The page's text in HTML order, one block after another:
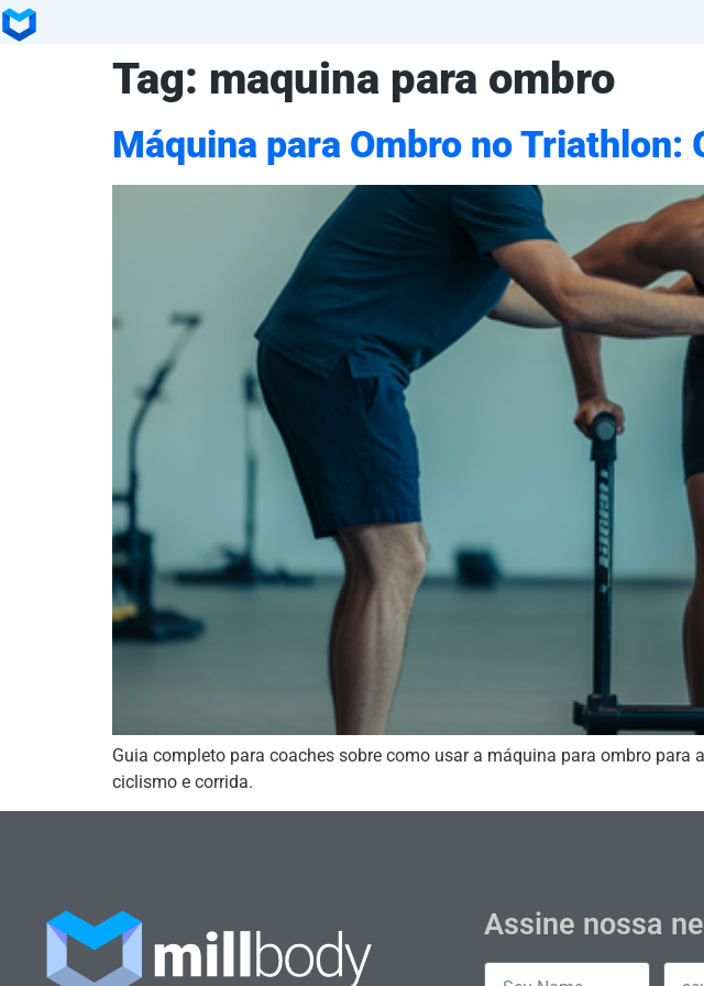
Tag: maquina para ombro
Máquina para Ombro no
Guia completo para coaches sobre como usar a máquina para ombro
ciclismo e corrida.
Assine nossa